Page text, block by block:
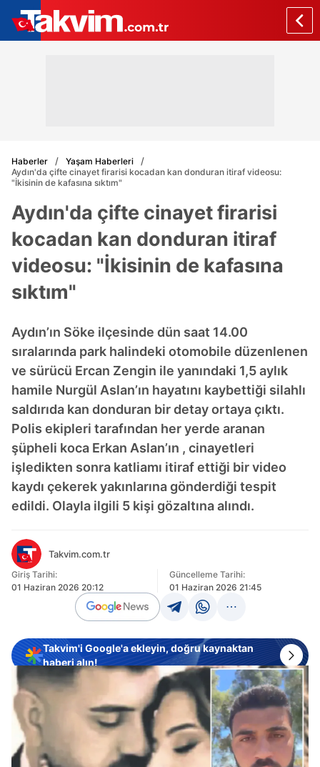
Haberler
Yaşam Haberleri
Aydın'da çifte cinayet firarisi kocadan kan donduran itiraf videosu:
"İkisinin de kafasına sıktım"
Aydın'da çifte cinayet firarisi
kocadan kan donduran itiraf
videosu: "İkisinin de kafasına
sıktım"
Aydın’ın Söke ilçesinde dün saat 14.00
sıralarında park halindeki otomobile düzenlenen
ve sürücü Ercan Zengin ile yanındaki 1,5 aylık
hamile Nurgül Aslan’ın hayatını kaybettiği silahlı
saldırıda kan donduran bir detay ortaya çıktı.
Polis ekipleri tarafından her yerde aranan
şüpheli koca Erkan Aslan’ın , cinayetleri
işledikten sonra katliamı itiraf ettiği bir video
kaydı çekerek yakınlarına gönderdiği tespit
edildi. Olayla ilgili 5 kişi gözaltına alındı.
Takvim.com.tr
Giriş Tarihi:
01 Haziran 2026 20:12
Güncelleme Tarihi:
01 Haziran 2026 21:45
Takvim'i Google'a ekleyin, doğru kaynaktan
haberi alın!